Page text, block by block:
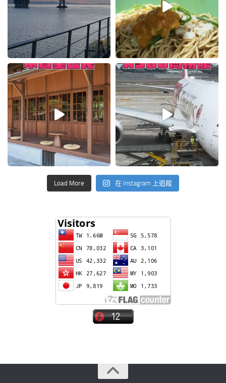
Load More 在 Instagram 上追蹤